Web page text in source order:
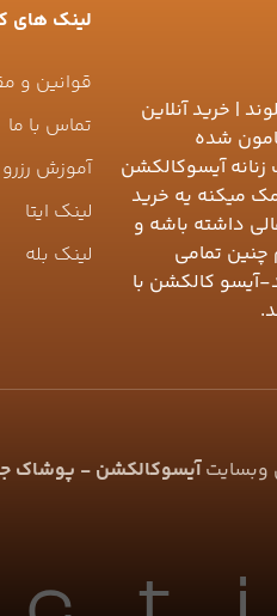
| خرید آنلاین
شده
آیسوکالکشن
میکنه یه خرید
داشته باشه و
تمامی
آیسو کالکشن با
لینک های
قوانین و
تماس با ما
آموزش رزرو
لینک ایتا
لینک بله
وبسایتآیسوکالکشن - پوشاک